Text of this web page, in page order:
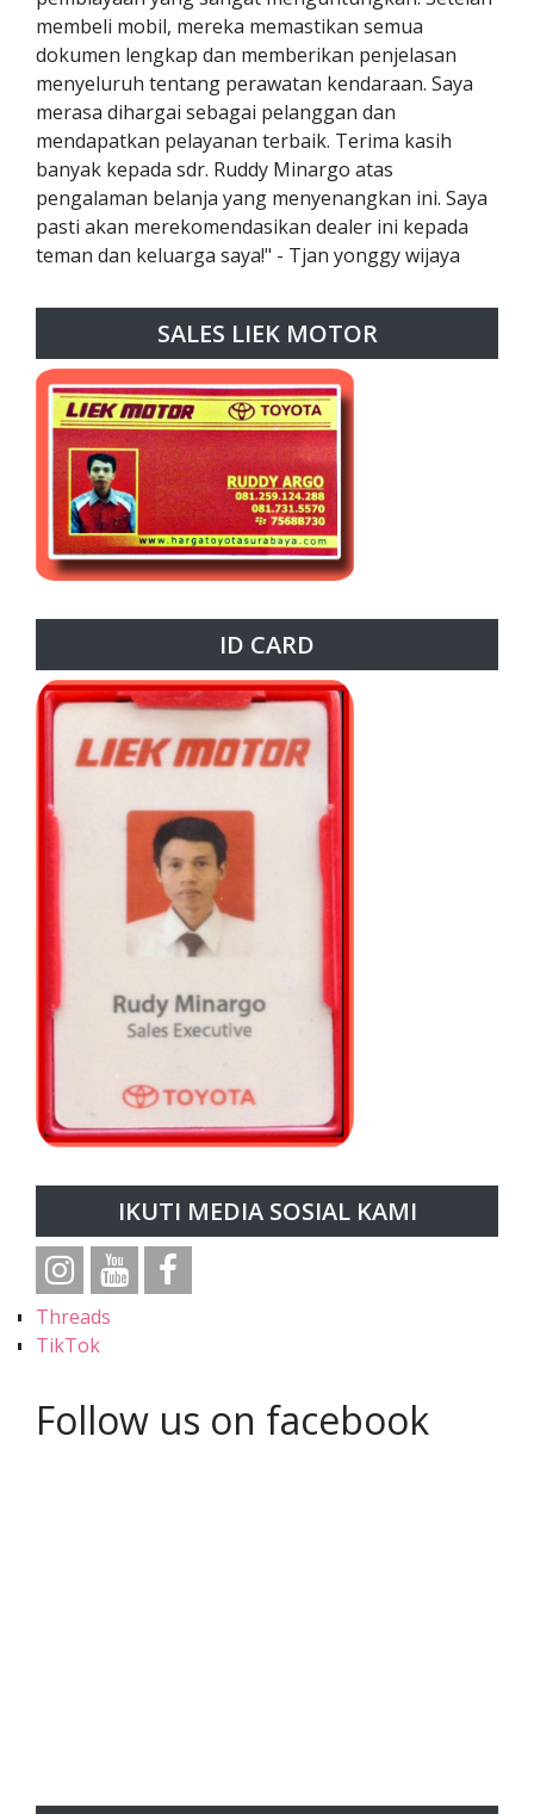
membeli mobil, mereka memastikan semua
dokumen lengkap dan memberikan penjelasan
menyeluruh tentang perawatan kendaraan. Saya
merasa dihargai sebagai pelanggan dan
mendapatkan pelayanan terbaik. Terima kasih
banyak kepada sdr. Ruddy Minargo atas
pengalaman belanja yang menyenangkan ini. Saya
pasti akan merekomendasikan dealer ini kepada
teman dan keluarga saya!" - Tjan yonggy wijaya
SALES LIEK MOTOR
ID CARD
IKUTI MEDIA SOSIAL KAMI
Threads
TikTok
Follow us on facebook